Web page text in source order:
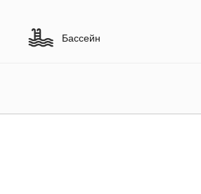
Бассейн